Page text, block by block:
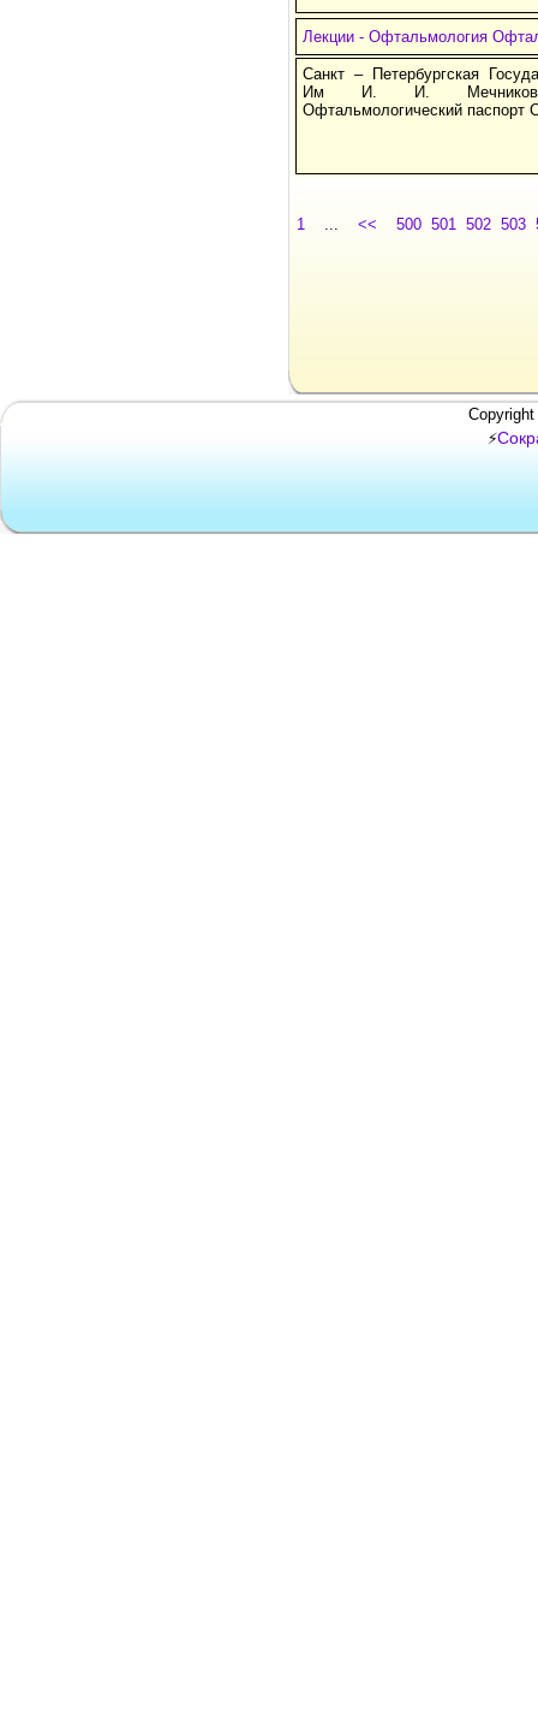
Лекции - Офтальмология
Санкт – Петербургская
Им И. И. Мечникова
Офтальмологический паспорт
1... << 500 501 502 503
⚡